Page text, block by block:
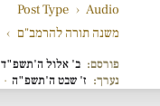
Post Type › Audio
משנה תורה להרמב"ם ›
פורסם: ב' אלול ה'תשפ"ד
נערך: ז' שבט ה'תשפ"ה ·